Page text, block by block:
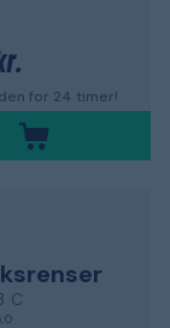
for 24 timer!
C